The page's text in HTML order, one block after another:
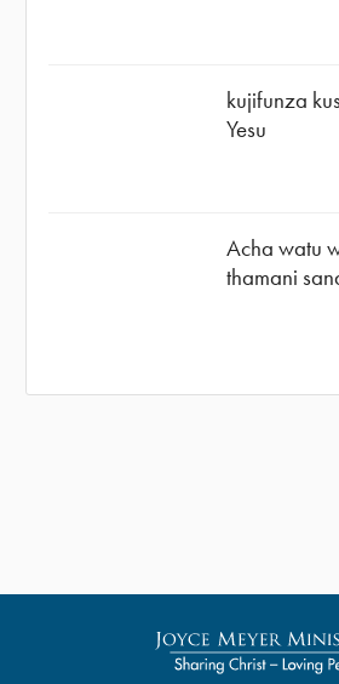
kujifunza
Yesu
Acha watu
thamani